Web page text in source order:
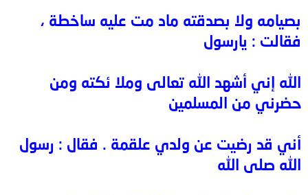
بصيامه ولا بصدقته ماد مت عليه ساخطة ،
فقالت : يارسول
الله إني أشهد الله تعالى وملا ئكته ومن
حضرني من المسلمين
أني قد رضيت عن ولدي علقمة . فقال : رسول
الله صلى الله